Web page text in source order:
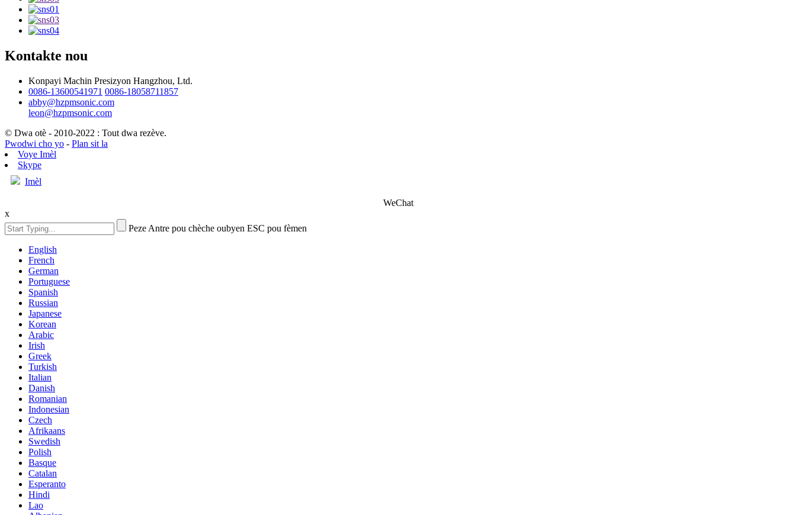
Kontakte nou
Konpayi Machin Presizyon Hangzhou, Ltd.
0086-13600541971 0086-18058711857
abby@hzpmsonic.com
leon@hzpmsonic.com
© Dwa otè - 2010-2022 : Tout dwa rezève.
Pwodwi cho yo - Plan sit la
Voye Imèl
Skype
Imèl
WeChat
x
Peze Antre pou chèche oubyen ESC pou fèmen
English
French
German
Portuguese
Spanish
Russian
Japanese
Korean
Arabic
Irish
Greek
Turkish
Italian
Danish
Romanian
Indonesian
Czech
Afrikaans
Swedish
Polish
Basque
Catalan
Esperanto
Hindi
Lao